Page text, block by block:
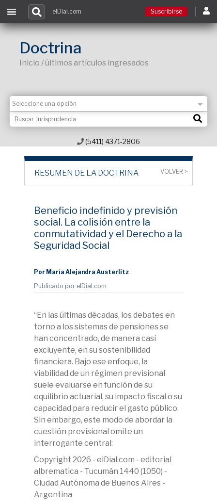
Contacto
elDial.com Suscribirse
Doctrina
Inicio / últimos artículos ingresados
(5411) 4371-2806
RESUMEN DE LA DOCTRINA VOLVER >
Beneficio indefinido y previsión
social. La colisión entre la
conmutatividad y el Derecho a la
Seguridad Social
Por María Alejandra Austerlitz
Publicado por elDial.com
“En las últimas décadas, los debates en
torno a los sistemas de pensiones se
han concentrado, de manera casi
excluyente, en su sostenibilidad
financiera. Bajo ese enfoque, la
viabilidad de un régimen previsional
suele evaluarse en función de su
equilibrio actuarial, su impacto fiscal o su
capacidad para reducir el gasto público.
Sin embargo, este modo de abordar la
cuestión previsional omite un
interrogante central:
Copyright 2026 - elDial.com - editorial
albrematica - Tucumán 1440 (1050) -
Ciudad Autónoma de Buenos Aires -
Argentina